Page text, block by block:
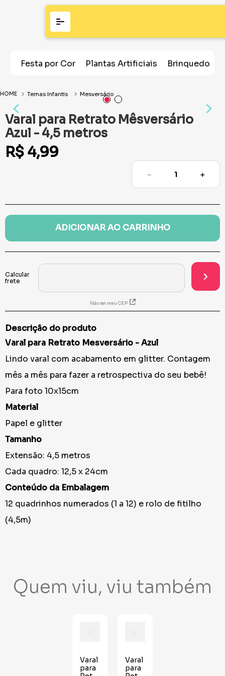
Festa por Cor Plantas Artificiais Brinquedos
Temas Infantis Mesversário
Varal para Retrato Mêsversário
Azul - 4,5 metros
R$ 4,99
＋
－
ADICIONAR AO CARRINHO
Não sei meu CEP
Descrição do produto
Varal para Retrato Mesversário - Azul
Lindo varal com acabamento em glitter. Contagem
mês a mês para fazer a retrospectiva do seu bebê!
Para foto 10x15cm
Material
Papel e glitter
Tamanho
Extensão: 4,5 metros
Cada quadro: 12,5 x 24cm
Conteúdo da Embalagem
12 quadrinhos numerados (1 a 12) e rolo de fitilho
(4,5m)
Quem viu, viu também
Varal
para
Varal
para